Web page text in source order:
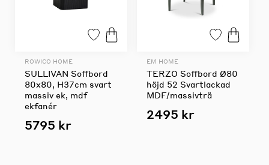
ROWICO HOME
SULLIVAN Soffbord
80x80, H37cm svart
massiv ek, mdf
ekfanér
5795 kr
EM HOME
TERZO Soffbord Ø80
höjd 52 Svartlackad
MDF/massivträ
2495 kr